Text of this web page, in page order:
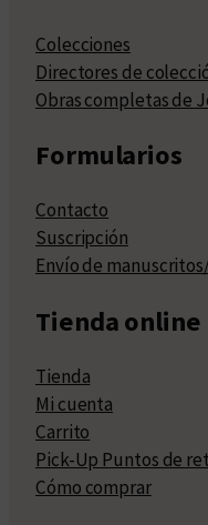
Colecciones
Directores de
Obras completas de
Formularios
Contacto
Suscripción
Envío de
Tienda online
Tienda
Mi cuenta
Carrito
Pick-Up Puntos de
Cómo comprar